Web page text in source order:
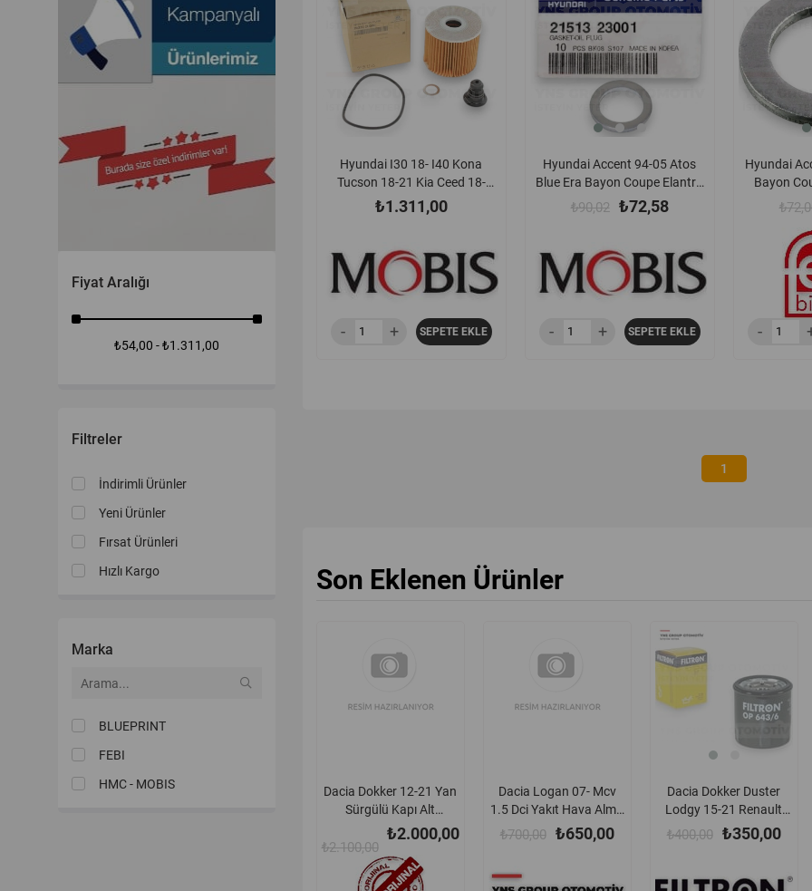
Fiyat Aralığı
₺54,00 - ₺1.311,00
Filtreler
İndirimli Ürünler
Yeni Ürünler
Fırsat Ürünleri
Hızlı Kargo
Marka
BLUEPRINT
FEBI
HMC - MOBIS
Hyundai I30 18- I40 Kona
Tucson 18-21 Kia Ceed 18-
Optima Sportage 18-21 Stonic
Xceed 18- 1.6 Crdi (D4fb - D4fe)
Orjinal - 263202u000
₺1.311,00
SEPETE EKLE
Hyundai Accent 94-05 Atos
Blue Era Bayon Coupe Elantra
Getz Grandeur H1 H100 H350
I10 I20 I30 I40 Ix20 Ix35 Kona
Bongo Ceed Cerato K2500 Niro
Picanto Rio Shuma Sorento
Stonic Venga Yağ Karter Tapa
₺72,58
₺90,02
SEPETE EKLE
Hyundai
Bayon
Grandeur
I30 I40
Santafe
Cerato Niro
Sorento
Ranger
Pulu
1
Son Eklenen Ürünler
Dacia Dokker 12-21 Yan
Sürgülü Kapı Alt
Makarası (Lamasız)
Orjinal Mais -
745967474r
₺2.000,00
₺2.100,00
Dacia Logan 07- Mcv
1.5 Dci Yakıt Hava Alma
Pompası (Elcik) Yns -
6001545517
₺650,00
₺700,00
Dacia Dokker Duster
Lodgy 15-21 Renault
Clio Iv Espace V Fluence
Kadjar Laguna Megane
15-22 1.6 16v H4m Yağ
₺350,00
₺400,00